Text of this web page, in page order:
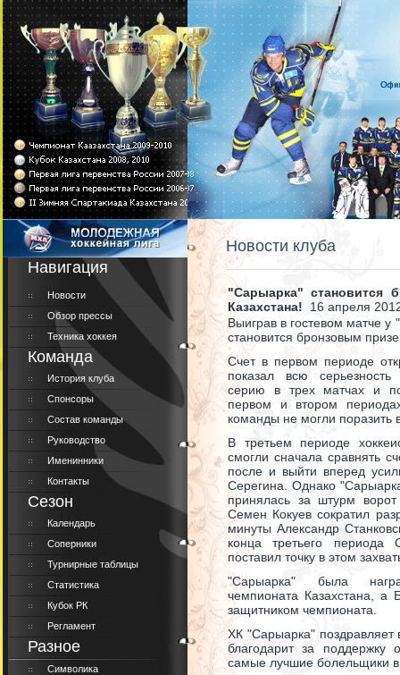
Навигация
Новости
Обзор прессы
Техника хоккея
Команда
История клуба
Спонсоры
Состав команды
Руководство
Именинники
Контакты
Сезон
Календарь
Соперники
Турнирные таблицы
Статистика
Кубок РК
Регламент
Разное
Символика
Новости клуба
"Сарыарка" становится
Казахстана!
16 апреля
Выиграв в гостевом матче
становится бронзовым
Счет в первом периоде
показал всю
серию в трех матчах и
первом и втором
команды не могли поразить
В третьем периоде
смогли сначала сравнять
после и выйти вперед
Серегина. Однако
принялась за штурм ворот
Семен Кокуев сократил
минуты Александр
конца третьего
поставил точку в этом
"Сарыарка" была
чемпионата Казахстана,
защитником чемпионата.
ХК "Сарыарка" поздравляет
благодарит за
самые лучшие болельщики